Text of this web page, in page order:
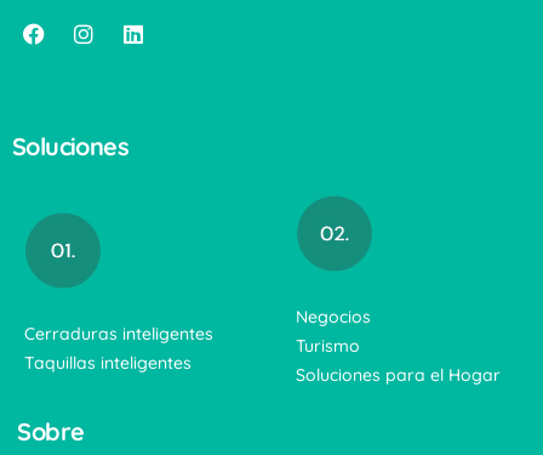
Soluciones
Cerraduras inteligentes
Taquillas inteligentes
Negocios
Turismo
Soluciones para el Hogar
Sobre